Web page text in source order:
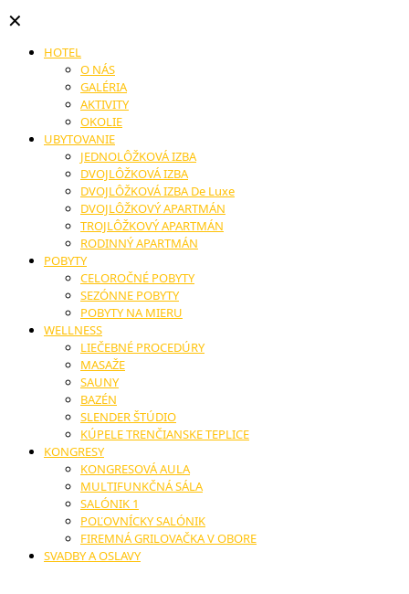
✕
HOTEL
O NÁS
GALÉRIA
AKTIVITY
OKOLIE
UBYTOVANIE
JEDNOLÔŽKOVÁ IZBA
DVOJLÔŽKOVÁ IZBA
DVOJLÔŽKOVÁ IZBA De Luxe
DVOJLÔŽKOVÝ APARTMÁN
TROJLÔŽKOVÝ APARTMÁN
RODINNÝ APARTMÁN
POBYTY
CELOROČNÉ POBYTY
SEZÓNNE POBYTY
POBYTY NA MIERU
WELLNESS
LIEČEBNÉ PROCEDÚRY
MASAŽE
SAUNY
BAZÉN
SLENDER ŠTÚDIO
KÚPELE TRENČIANSKE TEPLICE
KONGRESY
KONGRESOVÁ AULA
MULTIFUNKČNÁ SÁLA
SALÓNIK 1
POĽOVNÍCKY SALÓNIK
FIREMNÁ GRILOVAČKA V OBORE
SVADBY A OSLAVY